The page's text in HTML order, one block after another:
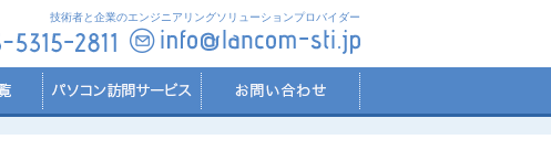
技術者と企業のエンジニアリングソリューションプロバイダー